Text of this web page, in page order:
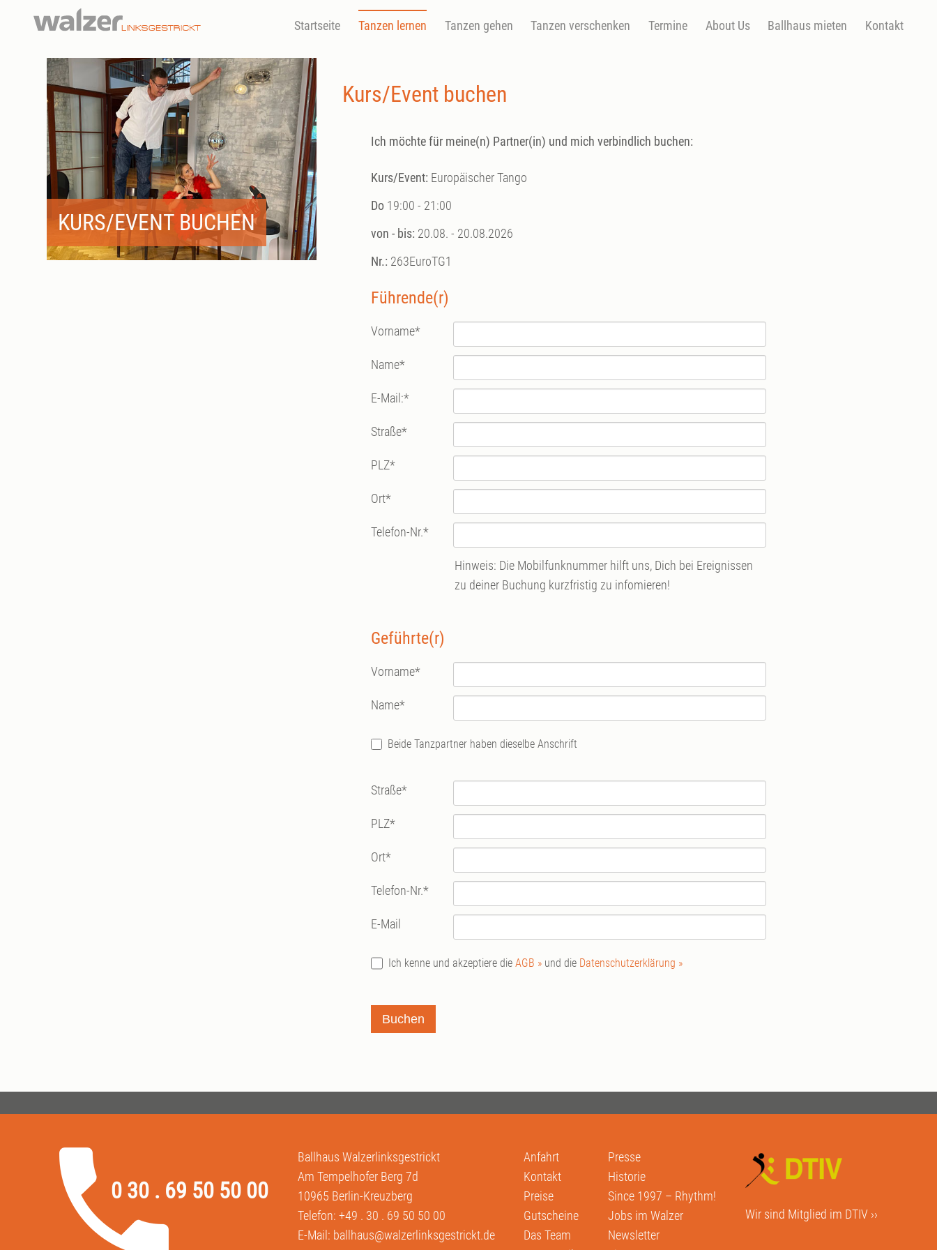
Startseite Tanzen lernen Tanzen gehen Tanzen verschenken Termine About Us Ballhaus mieten Kontakt
KURS/EVENT BUCHEN
Kurs/Event buchen
Ich möchte für meine(n) Partner(in) und mich verbindlich buchen:
Kurs/Event: Europäischer Tango
Do19:00 - 21:00
von - bis: 20.08. - 20.08.2026
Nr.: 263EuroTG1
Führende(r)
Vorname*
Name*
E-Mail:*
Straße*
PLZ*
Ort*
Telefon-Nr.*
Hinweis: Die Mobilfunknummer hilft uns, Dich bei Ereignissen
zu deiner Buchung kurzfristig zu infomieren!
Geführte(r)
Vorname*
Name*
Beide Tanzpartner haben dieselbe Anschrift
Straße*
PLZ*
Ort*
Telefon-Nr.*
E-Mail
Ich kenne und akzeptiere die AGB »und die Datenschutzerklärung »
Buchen
0 30 . 69 50 50 00
Ballhaus Walzerlinksgestrickt
Am Tempelhofer Berg 7d
10965 Berlin-Kreuzberg
Telefon: +49 . 30 . 69 50 50 00
E-Mail: ballhaus@walzerlinksgestrickt.de
Anfahrt
Kontakt
Preise
Gutscheine
Das Team
Presse
Historie
Since 1997 – Rhythm!
Jobs im Walzer
Newsletter
Wir sind Mitglied im DTIV ››